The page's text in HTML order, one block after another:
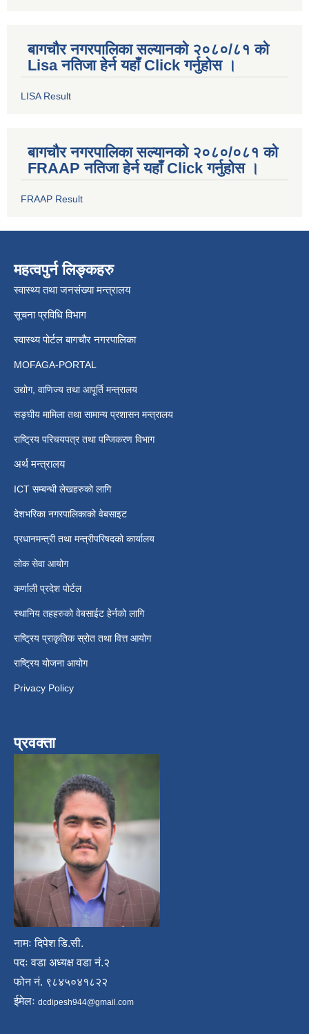
बागचौर नगरपालिका सल्यानको २०८०/८१ को
Lisa नतिजा हेर्न यहाँ Click गर्नुहोस ।
LISA Result
बागचौर नगरपालिका सल्यानको २०८०/०८१ को
FRAAP नतिजा हेर्न यहाँ Click गर्नुहोस ।
FRAAP Result
महत्वपुर्न लिङ्कहरु
स्वास्थ्य तथा जनसंख्या मन्त्रालय
सूचना प्रविधि विभाग
स्वास्थ्य पोर्टल बागचौर नगरपालिका
MOFAGA-PORTAL
उद्योग, वाणिज्य तथा आपूर्ति मन्त्रालय
सङ्घीय मामिला तथा सामान्य प्रशासन मन्त्रालय
राष्ट्रिय परिचयपत्र तथा पन्जिकरण विभाग
अर्थ मन्त्रालय
ICT सम्बन्धी लेखहरुको लागि
देशभरिका नगरपालिकाको वेबसाइट
प्रधानमन्त्री तथा मन्त्रीपरिषदको कार्यालय
लोक सेवा आयोग
कर्णाली प्रदेश पोर्टल
स्थानिय तहहरुको वेबसाईट हेर्नको लागि
राष्ट्रिय प्राकृतिक स्रोत तथा वित्त आयोग
राष्ट्रिय योजना आयोग
Privacy Policy
प्रवक्ता
नामः दिपेश डि.सी.
पदः वडा अध्यक्ष वडा नं.२
फोन नं. ९८४५०४१८२२
ईमेलः dcdipesh944@gmail.com